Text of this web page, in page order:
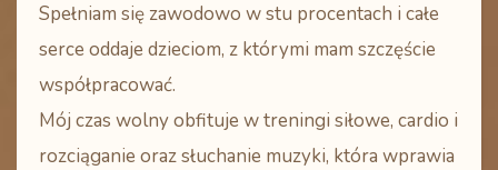
Spełniam się zawodowo w stu procentach i całe
serce oddaje dzieciom, z którymi mam szczęście
współpracować.
Mój czas wolny obfituje w treningi siłowe, cardio i
rozciąganie oraz słuchanie muzyki, która wprawia